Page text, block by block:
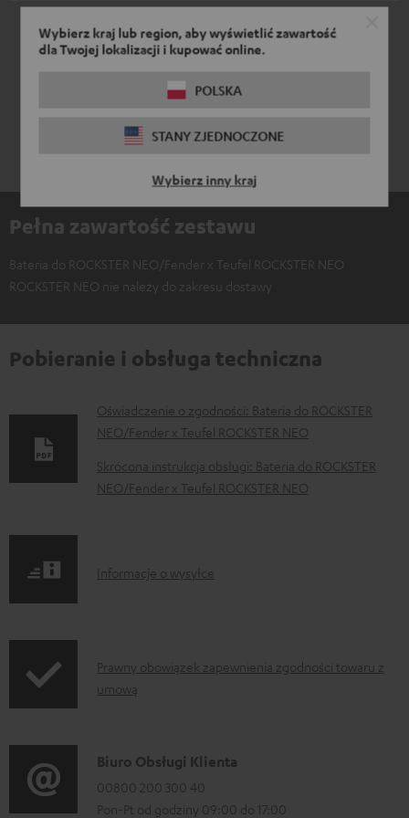
Wybierz kraj lub region, aby wyświetlić zawartość
dla Twojej lokalizacji i kupować online.
POLSKA
STANY ZJEDNOCZONE
Wybierz inny kraj
/ 1
przetłumaczone automatycznie
przez
Pełna zawartość zestawu
Bateria do ROCKSTER NEO/Fender x Teufel ROCKSTER NEO
ROCKSTER NEO nie należy do zakresu dostawy
Pobieranie i obsługa techniczna
D
o
k
u
n
d
o
b
r
Oświadczenie o zgodności: Bateria do ROCKSTER
NEO/Fender x Teufel ROCKSTER NEO
Skrócona instrukcja obsługi: Bateria do ROCKSTER
NEO/Fender x Teufel ROCKSTER NEO
I
o
r
c
j
Informacje o wysyłce
I
n
o
r
m
Prawny obowiązek zapewnienia zgodności towaru z
umową
D
a
Biuro Obsługi Klienta
00800 200 300 40
Pon-Pt od godziny 09:00 do 17:00